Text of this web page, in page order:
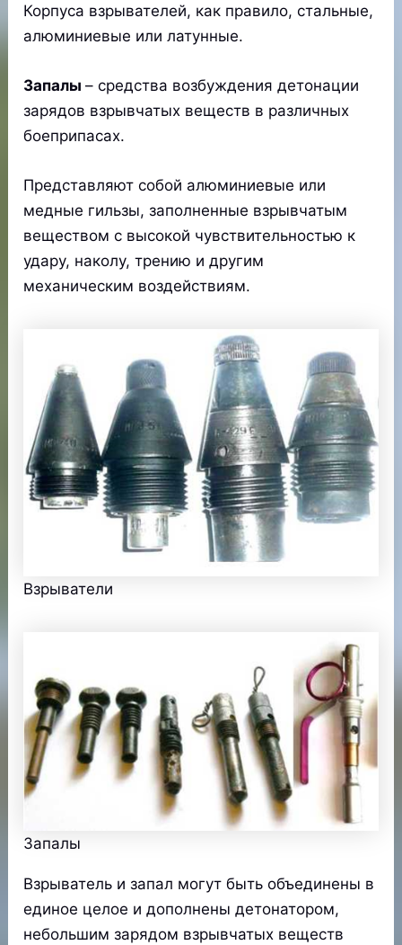
Корпуса взрывателей, как правило, стальные,
алюминиевые или латунные.
Запалы– средства возбуждения детонации
зарядов взрывчатых веществ в различных
боеприпасах.
Представляют собой алюминиевые или
медные гильзы, заполненные взрывчатым
веществом с высокой чувствительностью к
удару, наколу, трению и другим
механическим воздействиям.
Взрыватели
Запалы
Взрыватель и запал могут быть объединены в
единое целое и дополнены детонатором,
небольшим зарядом взрывчатых веществ